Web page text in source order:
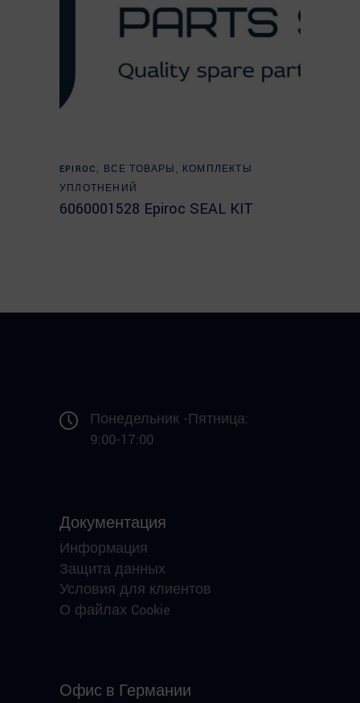
Read more
EPIROC , ВСЕ ТОВАРЫ , КОМПЛЕКТЫ
УПЛОТНЕНИЙ
6060001528 Epiroc SEAL KIT
Понедельник -Пятница:
9:00-17:00
Документация
Информация
Защита данных
Условия для клиентов
О файлах Cookie
Офис в Германии